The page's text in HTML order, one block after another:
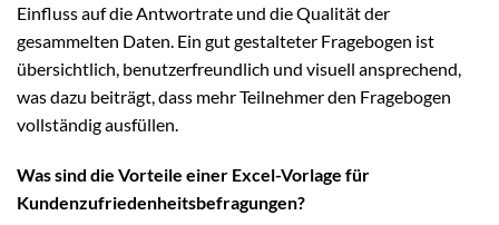
Einfluss auf die Antwortrate und die Qualität der
gesammelten Daten. Ein gut gestalteter Fragebogen ist
übersichtlich, benutzerfreundlich und visuell ansprechend,
was dazu beiträgt, dass mehr Teilnehmer den Fragebogen
vollständig ausfüllen.
Was sind die Vorteile einer Excel-Vorlage für
Kundenzufriedenheitsbefragungen?